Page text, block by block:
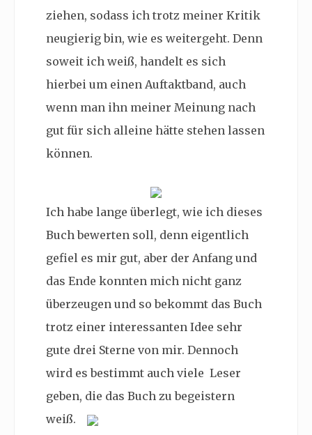
ziehen, sodass ich trotz meiner Kritik
neugierig bin, wie es weitergeht. Denn
soweit ich weiß, handelt es sich
hierbei um einen Auftaktband, auch
wenn man ihn meiner Meinung nach
gut für sich alleine hätte stehen lassen
können.
Ich habe lange überlegt, wie ich dieses
Buch bewerten soll, denn eigentlich
gefiel es mir gut, aber der Anfang und
das Ende konnten mich nicht ganz
überzeugen und so bekommt das Buch
trotz einer interessanten Idee sehr
gute drei Sterne von mir. Dennoch
wird es bestimmt auch viele Leser
geben, die das Buch zu begeistern
weiß.